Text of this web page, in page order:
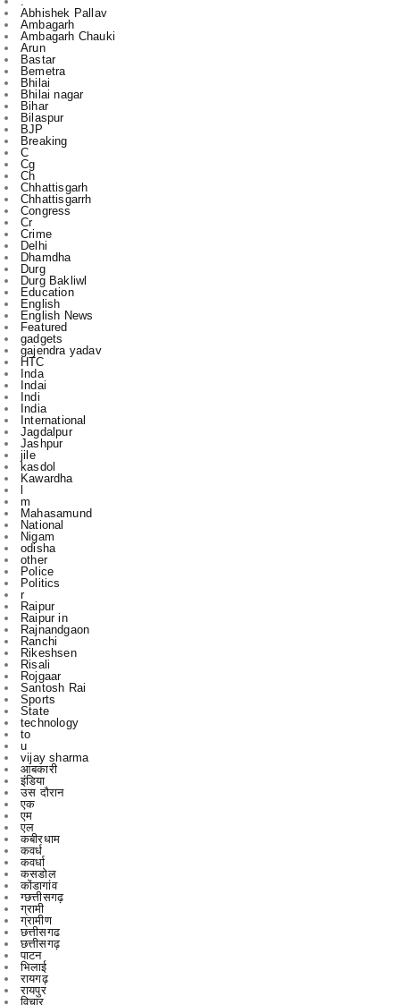
Bastar
Bemetra
Bhilai
Bhilai nagar
Bihar
Bilaspur
BJP
Breaking
C
Cg
Ch
Chhattisgarh
Chhattisgarrh
Congress
Cr
Crime
Delhi
Dhamdha
Durg
Durg Bakliwl
Education
English
English News
Featured
gadgets
gajendra yadav
HTC
Inda
Indai
Indi
India
International
Jagdalpur
Jashpur
jile
kasdol
Kawardha
l
m
Mahasamund
National
Nigam
odisha
other
Police
Politics
r
Raipur
Raipur in
Rajnandgaon
Ranchi
Rikeshsen
Risali
Rojgaar
Santosh Rai
Sports
State
technology
to
u
vijay sharma
आबकारी
इंडिया
उस दौरान
एक
एम
एल
कबीरधाम
कवर्ध
कवर्धा
कसडोल
कोंडागांव
ग्छत्तीसगढ़
ग्रामी
ग्रामीण
छत्तीसगढ
छत्तीसगढ़
पाटन
भिलाई
रायगढ़
रायपुर
विचार
विचार मंथन
विचारमंथन
शहर
शहरChhattisgarrh